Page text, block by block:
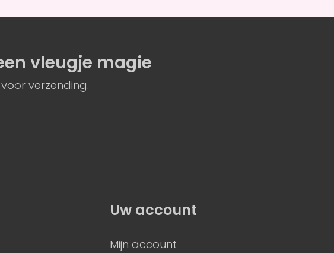
vleugje magie
voor verzending.
Uw account
Mijn account